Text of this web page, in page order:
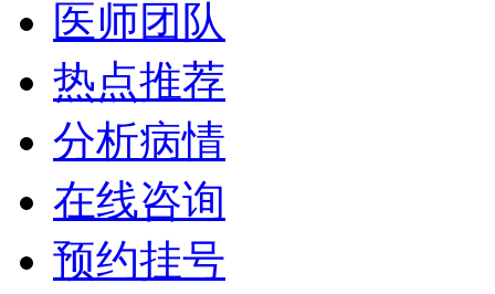
医师团队
热点推荐
分析病情
在线咨询
预约挂号